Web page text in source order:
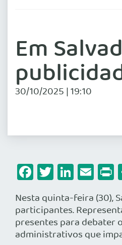
Em
30/10/2025 | 19:10
Facebook
Twitter
Nesta quinta-feira (30),
participantes.
presentes para debater
administrativos que